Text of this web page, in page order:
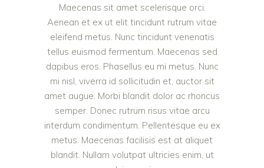
Maecenas sit amet scelerisque orci.
Aenean et ex ut elit tincidunt rutrum vitae
eleifend metus. Nunc tincidunt venenatis
tellus euismod fermentum. Maecenas sed
dapibus eros. Phasellus eu mi metus. Nunc
mi nisl, viverra id sollicitudin et, auctor sit
amet augue. Morbi blandit dolor ac rhoncus
semper. Donec rutrum risus vitae arcu
interdum condimentum. Pellentesque eu ex
metus. Maecenas facilisis est at aliquet
blandit. Nullam volutpat ultricies enim, ut